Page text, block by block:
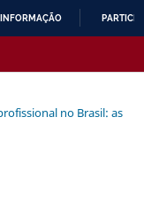
INFORMAÇÃO
no Brasil: as